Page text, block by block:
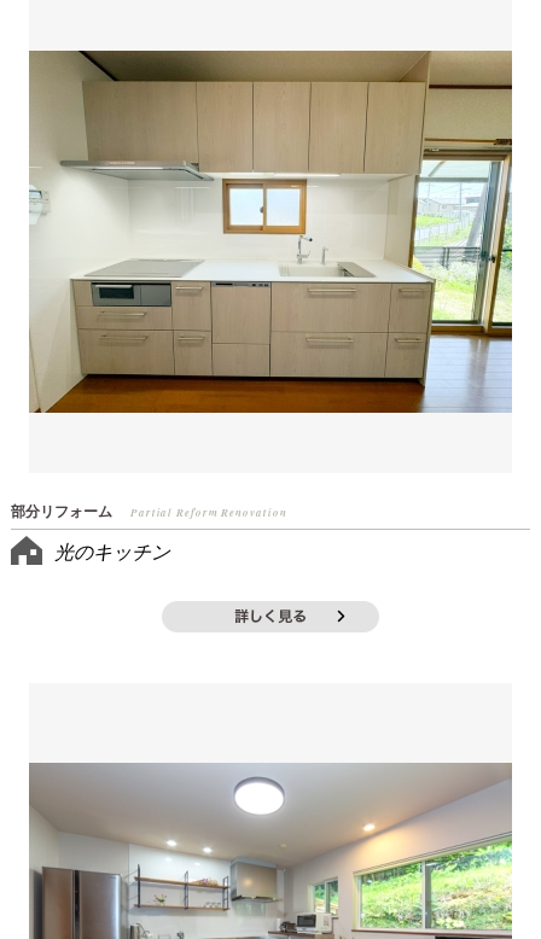
部分リフォーム Partial Reform Renovation
光のキッチン